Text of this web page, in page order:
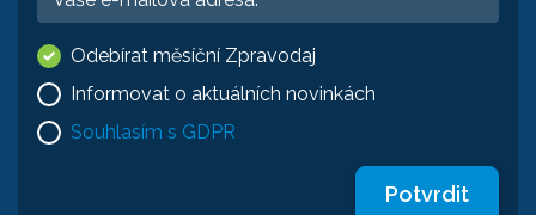
Odebírat měsíční Zpravodaj
Informovat o aktuálních novinkách
Souhlasím s GDPR
Potvrdit